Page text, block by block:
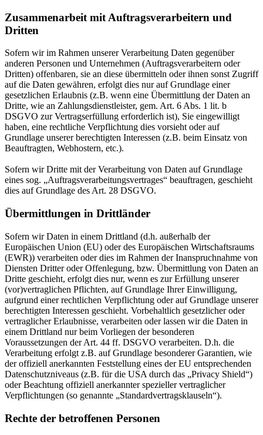
Zusammenarbeit mit Auftragsverarbeitern und
Dritten
Sofern wir im Rahmen unserer Verarbeitung Daten gegenüber
anderen Personen und Unternehmen (Auftragsverarbeitern oder
Dritten) offenbaren, sie an diese übermitteln oder ihnen sonst Zugriff
auf die Daten gewähren, erfolgt dies nur auf Grundlage einer
gesetzlichen Erlaubnis (z.B. wenn eine Übermittlung der Daten an
Dritte, wie an Zahlungsdienstleister, gem. Art. 6 Abs. 1 lit. b
DSGVO zur Vertragserfüllung erforderlich ist), Sie eingewilligt
haben, eine rechtliche Verpflichtung dies vorsieht oder auf
Grundlage unserer berechtigten Interessen (z.B. beim Einsatz von
Beauftragten, Webhostern, etc.).
Sofern wir Dritte mit der Verarbeitung von Daten auf Grundlage
eines sog. „Auftragsverarbeitungsvertrages“ beauftragen, geschieht
dies auf Grundlage des Art. 28 DSGVO.
Übermittlungen in Drittländer
Sofern wir Daten in einem Drittland (d.h. außerhalb der
Europäischen Union (EU) oder des Europäischen Wirtschaftsraums
(EWR)) verarbeiten oder dies im Rahmen der Inanspruchnahme von
Diensten Dritter oder Offenlegung, bzw. Übermittlung von Daten an
Dritte geschieht, erfolgt dies nur, wenn es zur Erfüllung unserer
(vor)vertraglichen Pflichten, auf Grundlage Ihrer Einwilligung,
aufgrund einer rechtlichen Verpflichtung oder auf Grundlage unserer
berechtigten Interessen geschieht. Vorbehaltlich gesetzlicher oder
vertraglicher Erlaubnisse, verarbeiten oder lassen wir die Daten in
einem Drittland nur beim Vorliegen der besonderen
Voraussetzungen der Art. 44 ff. DSGVO verarbeiten. D.h. die
Verarbeitung erfolgt z.B. auf Grundlage besonderer Garantien, wie
der offiziell anerkannten Feststellung eines der EU entsprechenden
Datenschutzniveaus (z.B. für die USA durch das „Privacy Shield“)
oder Beachtung offiziell anerkannter spezieller vertraglicher
Verpflichtungen (so genannte „Standardvertragsklauseln“).
Rechte der betroffenen Personen